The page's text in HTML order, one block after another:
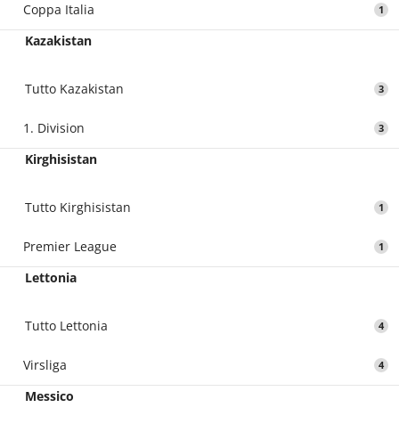
Coppa Italia 1
Kazakistan
Tutto Kazakistan 3
1. Division 3
Kirghisistan
Tutto Kirghisistan 1
Premier League 1
Lettonia
Tutto Lettonia 4
Virsliga 4
Messico